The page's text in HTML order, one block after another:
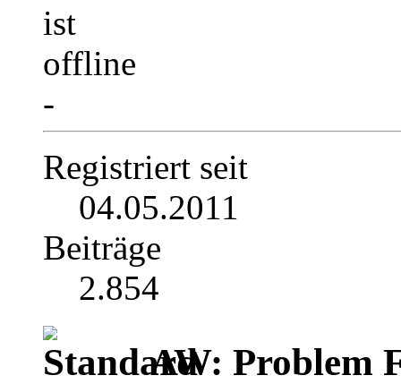
-
Registriert seit
04.05.2011
Beiträge
2.854
AW: Problem